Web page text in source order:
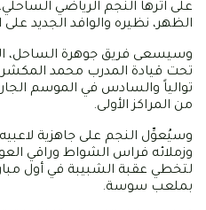
على اثرها النجم الرياضي
الظهر، نظيره والوافد الجديد
وسيسعى فريق جوهرة الساحل،
تحت قيادة المدرب محمد
توالياً والسادس في الموسم
من المراكز الأولى.
وسيُعوِّل النجم على جاهزية
وزملائه فراس الشواط وراقي
لتخطي عقبة الشبيبة في أول
بملعب سوسة.